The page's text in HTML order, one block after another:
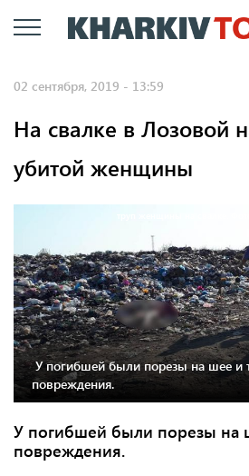
к
02 сентября, 2019 - 13:59
На свалке в Лозовой
убитой женщины
У погибшей были порезы на шее и
повреждения.
У погибшей были порезы на
повреждения.